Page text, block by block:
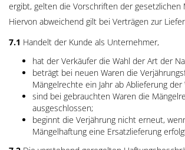
ergibt, gelten die Vorschriften der gesetzlichen
Hiervon abweichend gilt bei Verträgen zur
7.1 Handelt der Kunde als Unternehmer,
hat der Verkäufer die Wahl der Art der
beträgt bei neuen Waren die
Mängelrechte ein Jahr ab Ablieferung der
sind bei gebrauchten Waren die
ausgeschlossen;
beginnt die Verjährung nicht erneut,
Mängelhaftung eine Ersatzlieferung